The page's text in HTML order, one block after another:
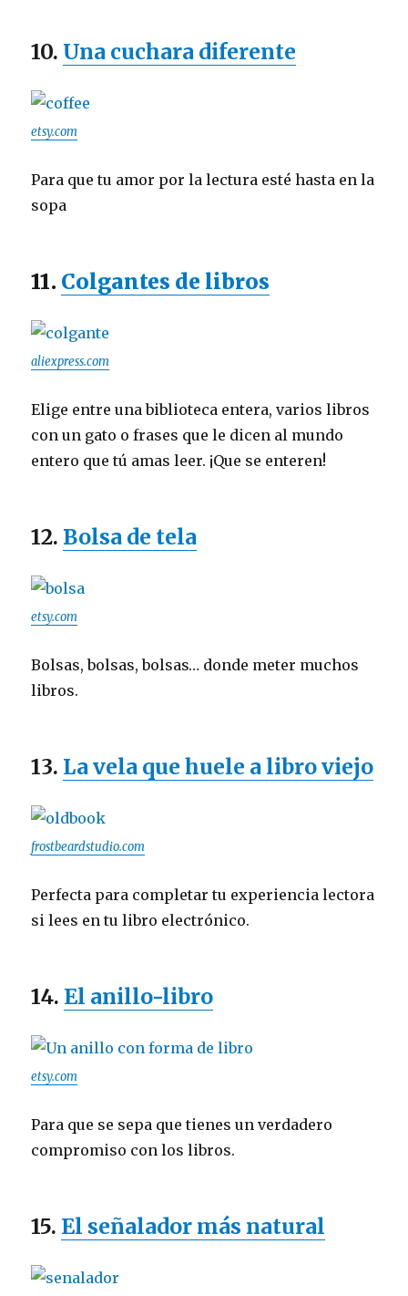
10. Una cuchara diferente
etsy.com
Para que tu amor por la lectura esté hasta en la
sopa
11. Colgantes de libros
aliexpress.com
Elige entre una biblioteca entera, varios libros
con un gato o frases que le dicen al mundo
entero que tú amas leer. ¡Que se enteren!
12. Bolsa de tela
etsy.com
Bolsas, bolsas, bolsas… donde meter muchos
libros.
13. La vela que huele a libro viejo
frostbeardstudio.com
Perfecta para completar tu experiencia lectora
si lees en tu libro electrónico.
14. El anillo-libro
etsy.com
Para que se sepa que tienes un verdadero
compromiso con los libros.
15. El señalador más natural